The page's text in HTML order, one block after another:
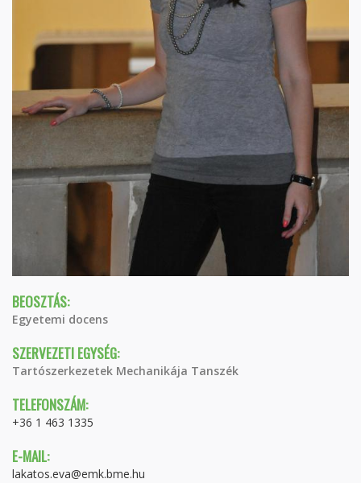
BEOSZTÁS:
Egyetemi docens
SZERVEZETI EGYSÉG:
Tartószerkezetek Mechanikája Tanszék
TELEFONSZÁM:
+36 1 463 1335
E-MAIL:
lakatos.eva@emk.bme.hu